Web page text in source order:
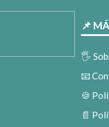
📌
🖐️
📧
🍪
📄